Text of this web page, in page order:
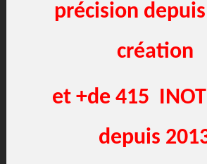
précision
création
et +de 415
depuis